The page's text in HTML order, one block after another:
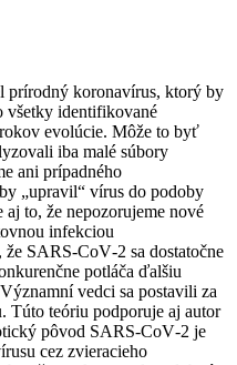
prírodný koronavírus, ktorý by
všetky identifikované
evolúcie. Môže to byť
iba malé súbory
ani prípadného
„upravil“ vírus do podoby
to, že nepozorujeme nové
infekciou
SARS‑CoV‑2 sa dostatočne
potláča ďalšiu
vedci sa postavili za
Túto teóriu podporuje aj autor
pôvod SARS‑CoV‑2 je
cez zvieracieho